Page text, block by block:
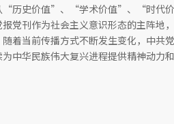
“历史价值”、“学术价值”、“时代价
党刊作为社会主义意识形态的主阵
着当前传播方式不断发生变化，中
中华民族伟大复兴进程提供精神动力和